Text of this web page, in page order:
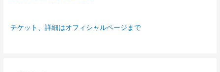
チケット、詳細はオフィシャルページまで